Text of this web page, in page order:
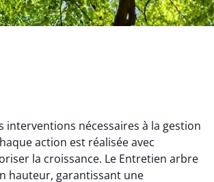
nécessaires à la gestion
action est réalisée avec
la croissance. Le Entretien arbre
hauteur, garantissant une